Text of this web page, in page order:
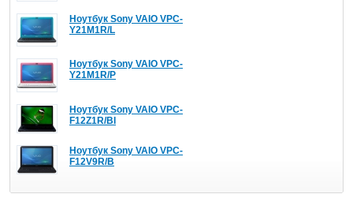
Ноутбук Sony VAIO VPC-
Y21M1R/L
Ноутбук Sony VAIO VPC-
Y21M1R/P
Ноутбук Sony VAIO VPC-
F12Z1R/BI
Ноутбук Sony VAIO VPC-
F12V9R/B